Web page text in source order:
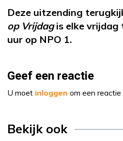
Deze uitzending
op Vrijdagis elke vrijdag
uur op NPO 1.
Geef een reactie
U moet inloggen om een
Bekijk ook